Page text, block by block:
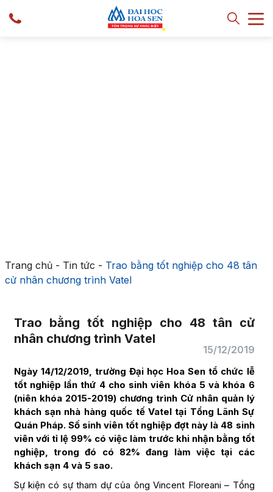
Trang chủ- Tin tức - Trao bằng tốt nghiệp cho 48 tân
cử nhân chương trình Vatel
Trao bằng tốt nghiệp cho 48 tân cử
nhân chương trình Vatel
15/12/2019
Ngày 14/12/2019, trường Đại học Hoa Sen tổ chức lễ
tốt nghiệp lần thứ 4 cho sinh viên khóa 5 và khóa 6
(niên khóa 2015-2019) chương trình Cử nhân quản lý
khách sạn nhà hàng quốc tế Vatel tại Tổng Lãnh Sự
Quán Pháp. Số sinh viên tốt nghiệp đợt này là 48 sinh
viên với tỉ lệ 99% có việc làm trước khi nhận bằng tốt
nghiệp, trong đó có 82% đang làm việc tại các
khách sạn 4 và 5 sao.
Sự kiện có sự tham dự của ông Vincent Floreani – Tổng